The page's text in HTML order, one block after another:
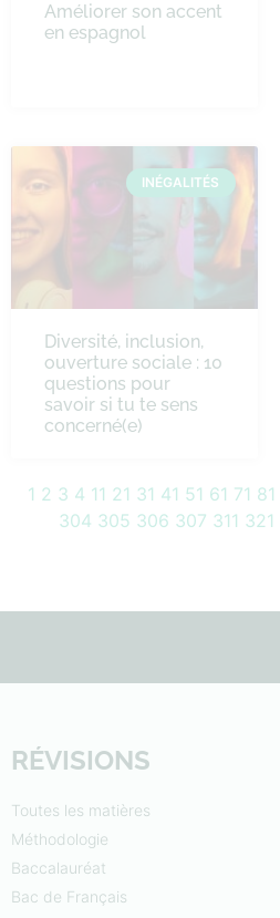
Améliorer son accent
en espagnol
INÉGALITÉS
Diversité, inclusion,
ouverture sociale : 10
questions pour
savoir si tu te sens
concerné(e)
1 2 3 4 11 21 31 41 51 61 71 81
304 305 306 307 311 321
RÉVISIONS
Toutes les matières
Méthodologie
Baccalauréat
Bac de Français